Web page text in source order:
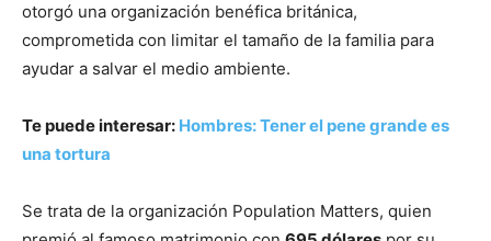
otorgó una organización benéfica británica,
comprometida con limitar el tamaño de la familia para
ayudar a salvar el medio ambiente.
Te puede interesar: Hombres: Tener el pene grande es
una tortura
Se trata de la organización Population Matters, quien